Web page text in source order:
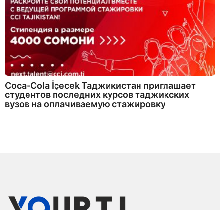
Coca-Cola İçecek Таджикистан приглашает
студентов последних курсов таджикских
вузов на оплачиваемую стажировку